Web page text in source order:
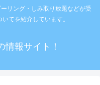
リング・しみ取り放題などが受
てを紹介しています。
情報サイト！